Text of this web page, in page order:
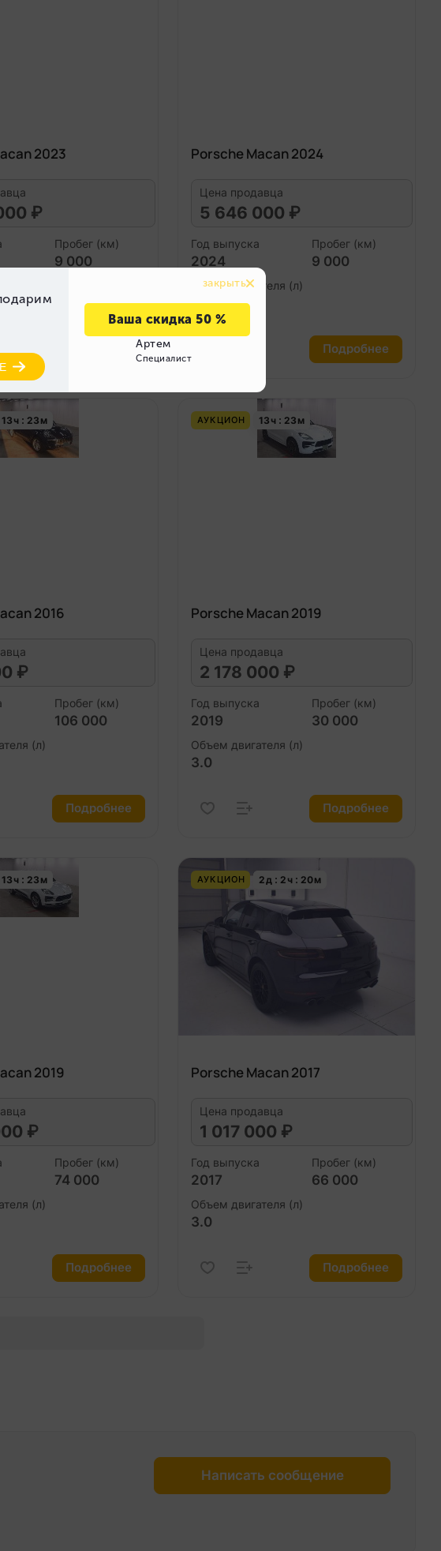
2023
₽
Пробег (км)
9 000
Porsche Macan 2024
Цена продавца
5 646 000 ₽
Год выпуска
2024
Пробег (км)
9 000
Объем двигателя (л)
2.9
Подробнее
13 ч 23 м
2016
₽
Пробег (км)
106 000
(л)
Подробнее
АУКЦИОН 13 ч 23 м
Porsche Macan 2019
Цена продавца
2 178 000 ₽
Год выпуска
2019
Пробег (км)
30 000
Объем двигателя (л)
3.0
Подробнее
13 ч 23 м
2019
₽
Пробег (км)
74 000
(л)
Подробнее
АУКЦИОН 2д 2 ч 20м
Porsche Macan 2017
Цена продавца
1 017 000 ₽
Год выпуска
2017
Пробег (км)
66 000
Объем двигателя (л)
3.0
Подробнее
Написать сообщение